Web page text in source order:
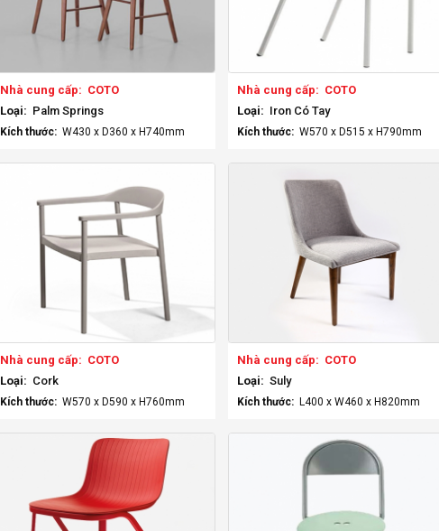
Nhà cung cấp: COTO
Loại: Palm Springs
Kích thước: W430 x D360 x H740mm
Nhà cung cấp: COTO
Loại: Iron Có Tay
Kích thước: W570 x D515 x H790mm
Nhà cung cấp: COTO
Loại: Cork
Kích thước: W570 x D590 x H760mm
Nhà cung cấp: COTO
Loại: Suly
Kích thước: L400 x W460 x H820mm